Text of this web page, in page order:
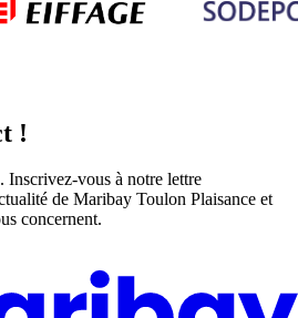
!
Inscrivez-vous à notre lettre
de Maribay Toulon Plaisance et
concernent.